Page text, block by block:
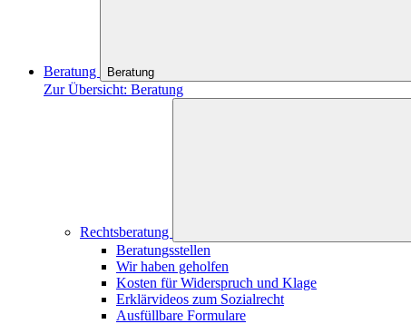
Beratung Beratung
Zur Übersicht: Beratung
Rechtsberatung
Beratungsstellen
Wir haben geholfen
Kosten für Widerspruch und Klage
Erklärvideos zum Sozialrecht
Ausfüllbare Formulare